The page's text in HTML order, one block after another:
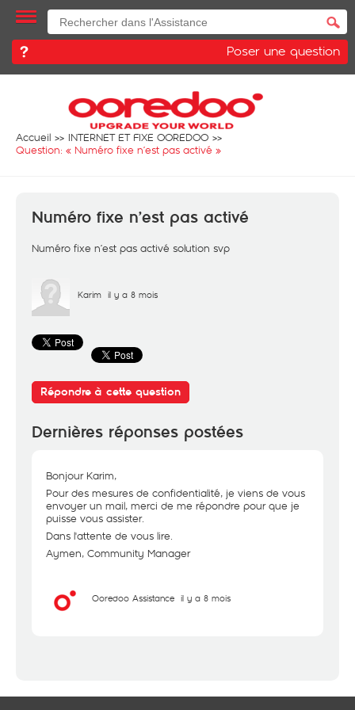
Poser une question
Accueil
INTERNET ET FIXE OOREDOO
Question: « Numéro fixe n’est pas activé »
Numéro fixe n’est pas activé
Numéro fixe n’est pas activé solution svp
Karim il y a 8 mois
Répondre à cette question
Dernières réponses postées
Bonjour Karim,
Pour des mesures de confidentialité, je viens de vous
envoyer un mail, merci de me répondre pour que je
puisse vous assister.
Dans l'attente de vous lire.
Aymen, Community Manager
Ooredoo Assistance il y a 8 mois